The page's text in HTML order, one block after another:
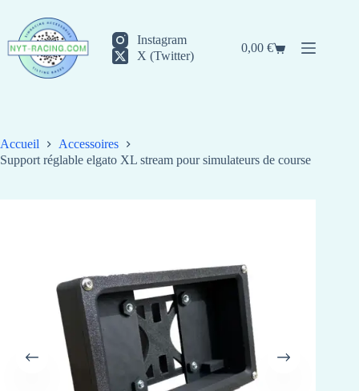
contenu
Instagram
X (Twitter)
Panier
0,00€
Accueil
Accessoires
Support réglable elgato XL stream pour simulateurs de course